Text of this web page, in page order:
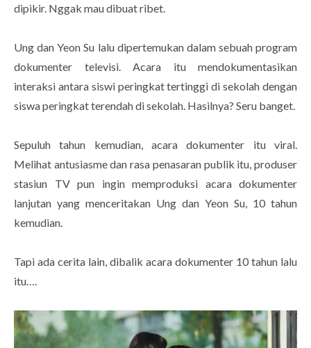
dipikir. Nggak mau dibuat ribet.
Ung dan Yeon Su lalu dipertemukan dalam sebuah program
dokumenter televisi. Acara itu mendokumentasikan
interaksi antara siswi peringkat tertinggi di sekolah dengan
siswa peringkat terendah di sekolah. Hasilnya? Seru banget.
Sepuluh tahun kemudian, acara dokumenter itu viral.
Melihat antusiasme dan rasa penasaran publik itu, produser
stasiun TV pun ingin memproduksi acara dokumenter
lanjutan yang menceritakan Ung dan Yeon Su, 10 tahun
kemudian.
Tapi ada cerita lain, dibalik acara dokumenter 10 tahun lalu
itu….